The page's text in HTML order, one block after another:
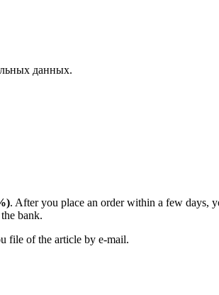
данных.
. After you place an order within a few days,
bank.
file of the article by e-mail.